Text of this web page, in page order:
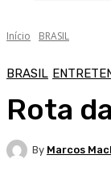
Início BRASIL
BRASIL
Rota
By Marcos